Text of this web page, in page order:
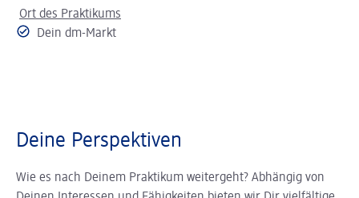
Ort des Praktikums
Dein dm-Markt
Deine Perspektiven
Wie es nach Deinem Praktikum weitergeht? Abhängig von